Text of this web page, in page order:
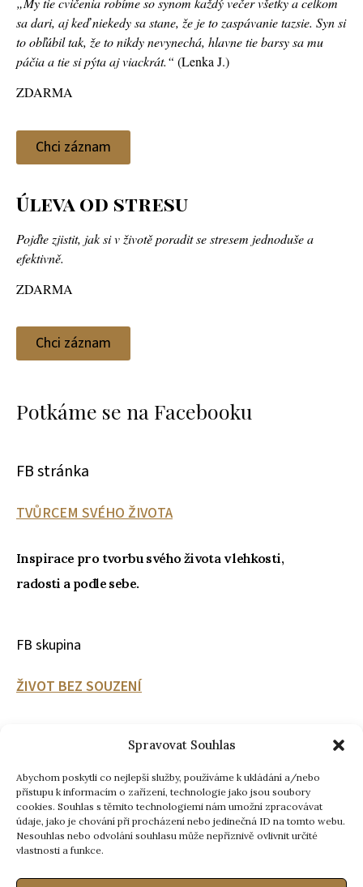
Spravovat Souhlas
Abychom poskytli co nejlepší služby, používáme k ukládání a/nebo
přístupu k informacím o zařízení, technologie jako jsou soubory
cookies. Souhlas s těmito technologiemi nám umožní zpracovávat
údaje, jako je chování při procházení nebo jedinečná ID na tomto webu.
Nesouhlas nebo odvolání souhlasu může nepříznivě ovlivnit určité
vlastnosti a funkce.
sa dari, aj keď niekedy sa stane, že je to zaspávanie tazsie. Syn si
to obľúbil tak, že to nikdy nevynechá, hlavne tie barsy sa mu
páčia a tie si pýta aj viackrát.“ (Lenka J.)
ZDARMA
Chci záznam
Úleva od stresu
Pojďte zjistit, jak si v životě poradit se stresem jednoduše a
efektivně.
ZDARMA
Chci záznam
Potkáme se na Facebooku
FB stránka
TVŮRCEM SVÉHO ŽIVOTA
Inspirace pro tvorbu svého života v lehkosti,
radosti a podle sebe.
FB skupina
ŽIVOT BEZ SOUZENÍ
cizích a zažívali v životě trvalé pocity radosti a
spokojenosti, ve FB skupině najdete spoustu tipů,
jak na to.
Chci se přidat ke skupině Život bez souzení